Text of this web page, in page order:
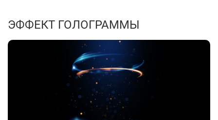
ЭФФЕКТ ГОЛОГРАММЫ